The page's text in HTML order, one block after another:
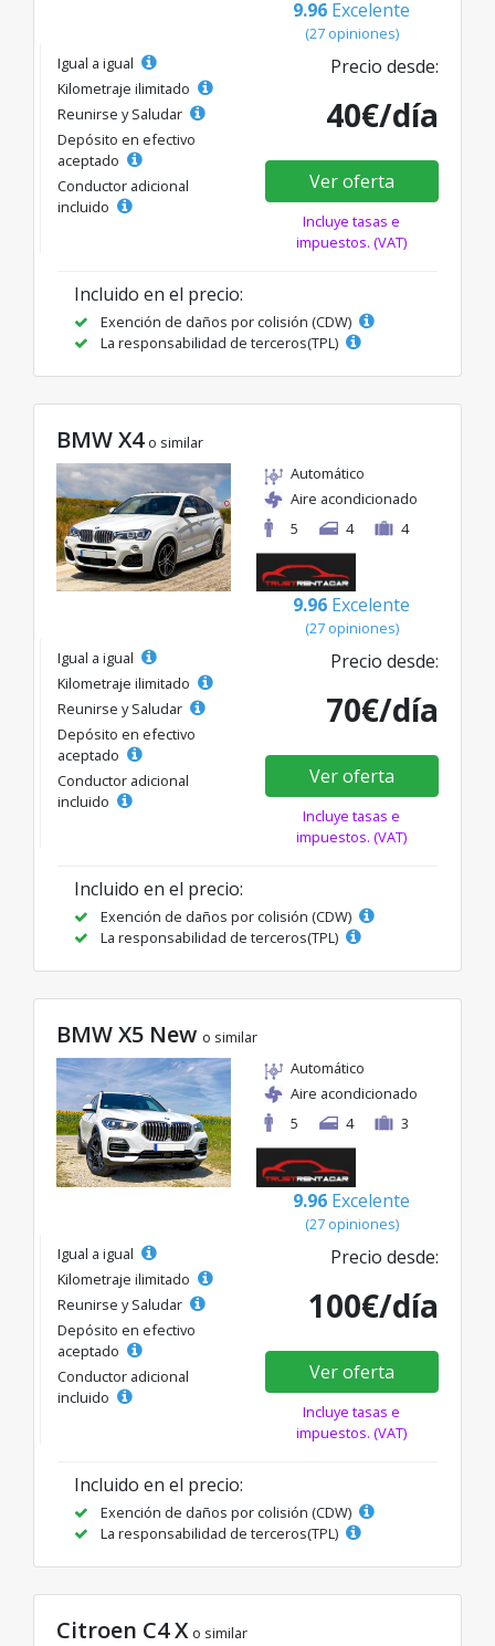
9.96 Excelente
(27 opiniones)
Igual a igual
Kilometraje ilimitado
Reunirse y Saludar
Depósito en efectivo
aceptado
Conductor adicional
incluido
Precio desde:
40€/día
Ver oferta
Incluye tasas e
impuestos. (VAT)
Incluido en el precio:
Exención de daños por colisión (CDW)
La responsabilidad de terceros(TPL)
BMW X4 o similar
Automático
Aire acondicionado
5
4 4
9.96 Excelente
(27 opiniones)
Igual a igual
Kilometraje ilimitado
Reunirse y Saludar
Depósito en efectivo
aceptado
Conductor adicional
incluido
Precio desde:
70€/día
Ver oferta
Incluye tasas e
impuestos. (VAT)
Incluido en el precio:
Exención de daños por colisión (CDW)
La responsabilidad de terceros(TPL)
BMW X5 New o similar
Automático
Aire acondicionado
5
4 3
9.96 Excelente
(27 opiniones)
Igual a igual
Kilometraje ilimitado
Reunirse y Saludar
Depósito en efectivo
aceptado
Conductor adicional
incluido
Precio desde:
100€/día
Ver oferta
Incluye tasas e
impuestos. (VAT)
Incluido en el precio:
Exención de daños por colisión (CDW)
La responsabilidad de terceros(TPL)
Citroen C4 X o similar